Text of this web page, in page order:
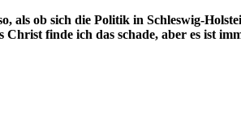
als ob sich die Politik in Schleswig-
finde ich das schade, aber es ist